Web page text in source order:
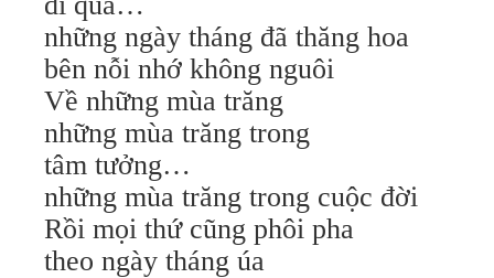
những ngày tháng đã thăng hoa
bên nỗi nhớ không nguôi
Về những mùa trăng
những mùa trăng trong
tâm tưởng…
những mùa trăng trong cuộc đời
Rồi mọi thứ cũng phôi pha
theo ngày tháng úa